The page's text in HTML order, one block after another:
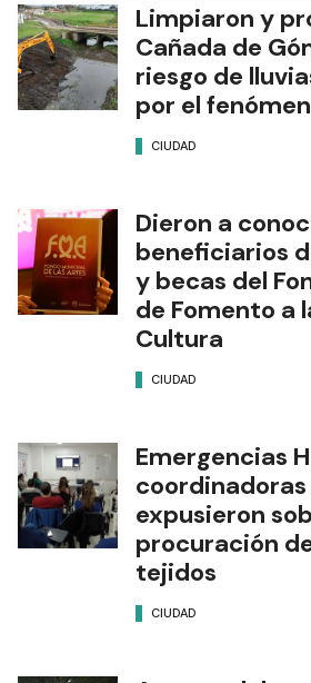
Limpiaron y
Cañada de
riesgo de
por el
CIUDAD
Dieron a
beneficiarios
y becas del
de Fomento a
Cultura
CIUDAD
Emergencias
expusieron
procuración
tejidos
CIUDAD